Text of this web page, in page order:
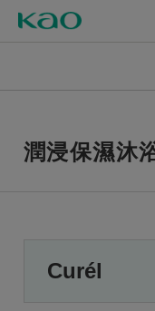
潤浸保濕沐
Curél